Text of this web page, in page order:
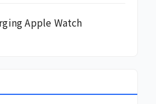
Apple Watch